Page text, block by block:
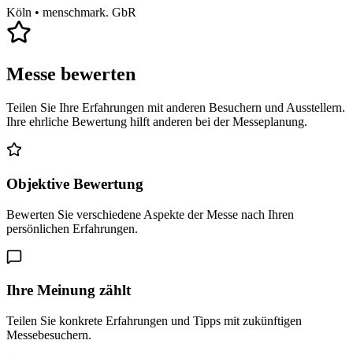
Köln • menschmark. GbR
Messe bewerten
Teilen Sie Ihre Erfahrungen mit anderen Besuchern und Ausstellern.
Ihre ehrliche Bewertung hilft anderen bei der Messeplanung.
Objektive Bewertung
Bewerten Sie verschiedene Aspekte der Messe nach Ihren
persönlichen Erfahrungen.
Ihre Meinung zählt
Teilen Sie konkrete Erfahrungen und Tipps mit zukünftigen
Messebesuchern.